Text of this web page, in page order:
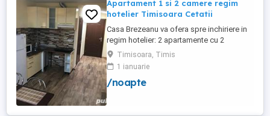
Apartament 1 si 2 camere regim
hotelier Timisoara Cetatii
Casa Brezeanu va ofera spre inchiriere in
regim hotelier: 2 apartamente cu 2
dormitoare, baie si bucatarie proprie. (4
locuri cazare in fiecare apartament) 1
apartament cu 1 dormitor, baie si
bucatarie proprie. (3 locuri cazare) Fiecare
Timisoara, Timis
1 ianuarie
/noapte